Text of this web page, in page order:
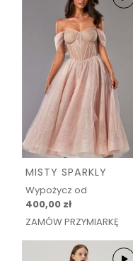
MISTY SPARKLY
Wypożycz od
400,00 zł
ZAMÓW PRZYMIARKĘ